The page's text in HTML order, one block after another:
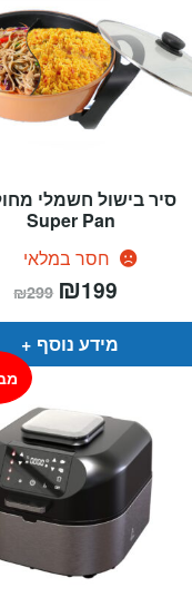
סיר בישול חשמלי
Super Pan
חסר במלאי
₪299 המחיר
המקורי
היה:
₪299.
₪199
הוא:
מידע נוסף